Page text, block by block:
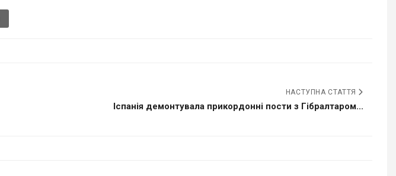
НАСТУПНА СТАТТЯ
Іспанія демонтувала прикордонні пости з Гібралтаром...